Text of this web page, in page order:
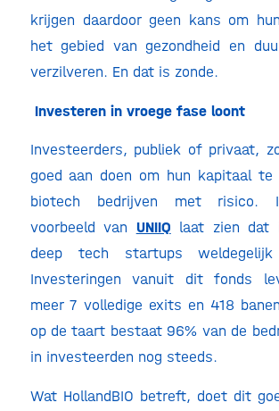
krijgen daardoor geen kans om
het gebied van gezondheid en
verzilveren. En dat is zonde.
Investeren in vroege fase loont
Investeerders, publiek of privaat,
goed aan doen om hun kapitaal te
biotech bedrijven met risico.
voorbeeld van UNIIQ laat zien dat
deep tech startups
Investeringen vanuit dit fonds
meer 7 volledige exits en 418
op de taart bestaat 96% van de
in investeerden nog steeds.
Wat HollandBIO betreft, doet dit